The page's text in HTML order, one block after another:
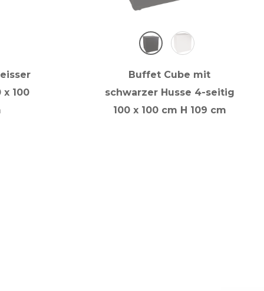
x 100
Buffet Cube mit
schwarzer Husse 4-seitig
100 x 100 cm H 109 cm